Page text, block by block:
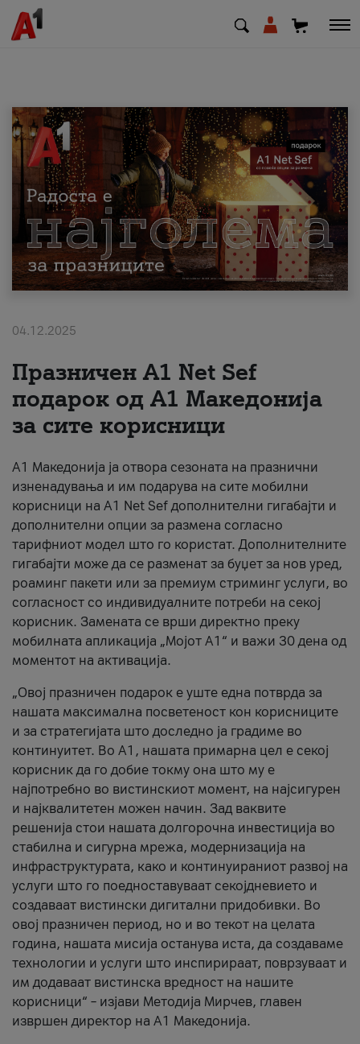
МК EN SQ
Приватни Деловни
Поддршка
Надополни кредит
За нас
#ПодобарОнлајн
04.12.2025
Празничен A1 Net Sеf
подарок од А1 Македонија
за сите корисници
А1 Македонија ја отвора сезоната на празнични
изненадувања и им подарува на сите мобилни
корисници на A1 Net Sef дополнителни гигабајти и
дополнителни опции за размена согласно
тарифниот модел што го користат. Дополнителните
гигабајти може да се разменат за буџет за нов уред,
роаминг пакети или за премиум стриминг услуги, во
согласност со индивидуалните потреби на секој
корисник. Замената се врши директно преку
мобилната апликација „Мојот А1“ и важи 30 дена од
моментот на активација.
„Овој празничен подарок е уште една потврда за
нашата максимална посветеност кон корисниците
и за стратегијата што доследно ја градиме во
континуитет. Во А1, нашата примарна цел е секој
корисник да го добие токму она што му е
најпотребно во вистинскиот момент, на најсигурен
и најквалитетен можен начин. Зад ваквите
решенија стои нашата долгорочна инвестиција во
стабилна и сигурна мрежа, модернизација на
инфраструктурата, како и континуираниот развој на
услуги што го поедноставуваат секојдневието и
создаваат вистински дигитални придобивки. Во
овој празничен период, но и во текот на целата
година, нашата мисија останува иста, да создаваме
технологии и услуги што инспирираат, поврзуваат и
им додаваат вистинска вредност на нашите
корисници“ – изјави Методија Мирчев, главен
извршен директор на А1 Македонија.